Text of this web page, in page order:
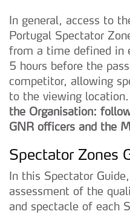
In general, access to
Portugal Spectator
from a time defined in
5 hours before the
competitor, allowing
to the viewing location.
the Organisation:
GNR officers and the
Spectator Zones
In this Spectator
assessment of the
and spectacle of each